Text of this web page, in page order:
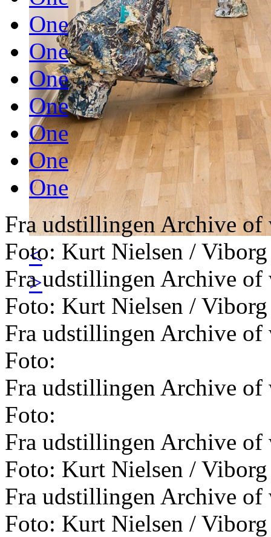
<
>
One
One
One
One
One
One
One
Fra udstillingen Archive of
Foto: Kurt Nielsen /
Fra udstillingen Archive of
Foto: Kurt Nielsen /
Fra udstillingen Archive of
Foto:
Fra udstillingen Archive of
Foto:
Fra udstillingen Archive of
Foto: Kurt Nielsen /
Fra udstillingen Archive of
Foto: Kurt Nielsen /